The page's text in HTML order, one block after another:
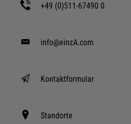
+49 (0)511-67490 0
info@einzA.com
Kontaktformular
Standorte